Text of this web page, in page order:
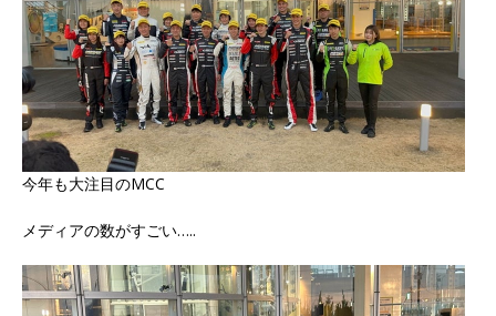
今年も大注目のMCC
メディアの数がすごい…..